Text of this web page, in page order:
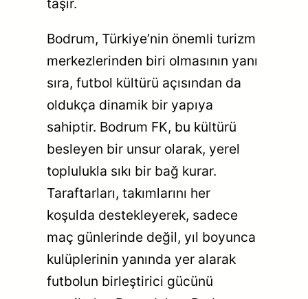
taşır.
Bodrum, Türkiye’nin önemli turizm
merkezlerinden biri olmasının yanı
sıra, futbol kültürü açısından da
oldukça dinamik bir yapıya
sahiptir. Bodrum FK, bu kültürü
besleyen bir unsur olarak, yerel
toplulukla sıkı bir bağ kurar.
Taraftarları, takımlarını her
koşulda destekleyerek, sadece
maç günlerinde değil, yıl boyunca
kulüplerinin yanında yer alarak
futbolun birleştirici gücünü